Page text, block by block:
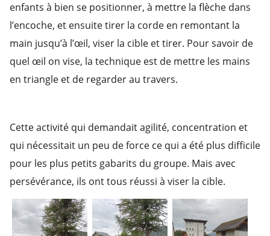
enfants à bien se positionner, à mettre la flèche dans
l’encoche, et ensuite tirer la corde en remontant la
main jusqu’à l’œil, viser la cible et tirer. Pour savoir de
quel œil on vise, la technique est de mettre les mains
en triangle et de regarder au travers.
Cette activité qui demandait agilité, concentration et
qui nécessitait un peu de force ce qui a été plus difficile
pour les plus petits gabarits du groupe. Mais avec
persévérance, ils ont tous réussi à viser la cible.